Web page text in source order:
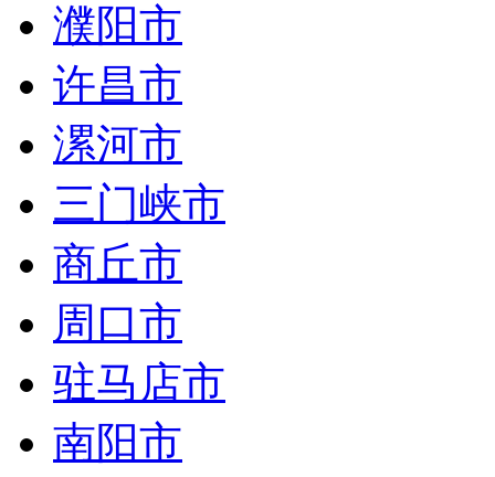
濮阳市
许昌市
漯河市
三门峡市
商丘市
周口市
驻马店市
南阳市